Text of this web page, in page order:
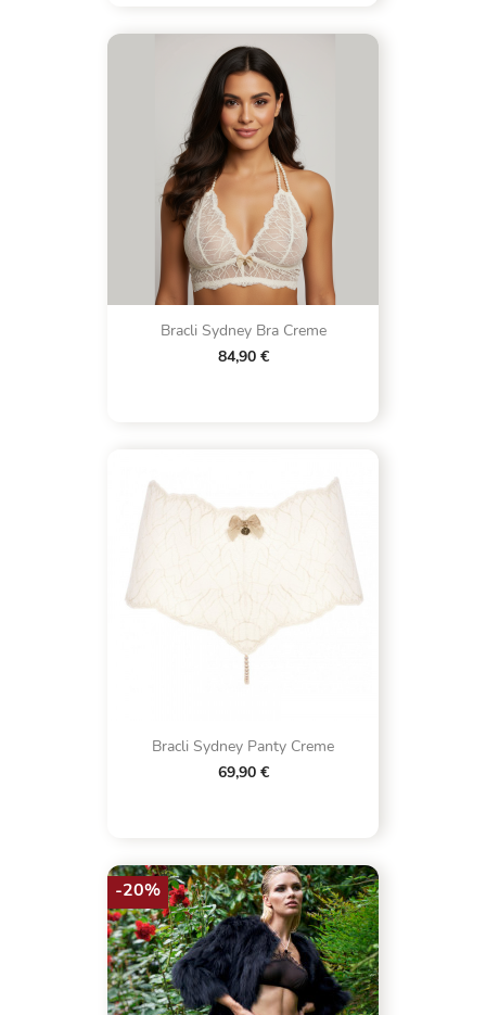
Bracli Sydney Bra Creme
84,90 €
Bracli Sydney Panty Creme
69,90 €
-20%